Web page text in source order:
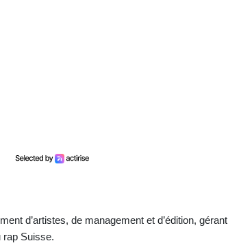
d’artistes, de management et d’édition, gérant
rap Suisse.